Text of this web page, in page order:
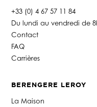
+33 (0) 4 67 57 11 84
Du lundi au vendredi de
Contact
FAQ
Carrières
BERENGERE LEROY
La Maison